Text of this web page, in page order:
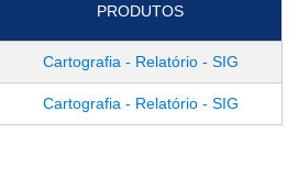
PRODUTOS
Cartografia - Relatório - SIG
Cartografia - Relatório - SIG